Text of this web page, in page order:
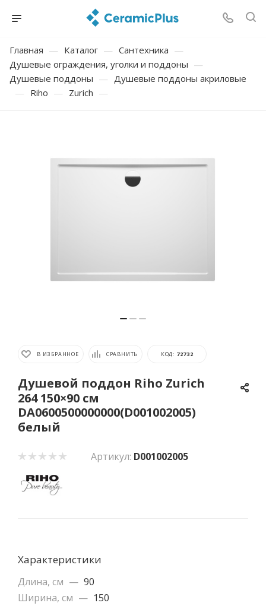
Главная — Каталог — Сантехника —
Душевые ограждения, уголки и поддоны —
Душевые поддоны — Душевые поддоны акриловые
— Riho — Zurich —
В ИЗБРАННОЕ СРАВНИТЬ КОД: 72732
Душевой поддон Riho Zurich
264 150×90 см
DA0600500000000(D001002005)
белый
Артикул: D001002005
Характеристики
Длина, см — 90
Ширина, см — 150